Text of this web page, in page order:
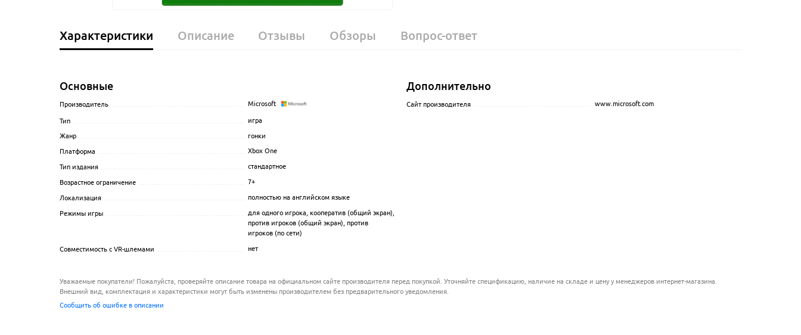
Характеристики Описание Отзывы Обзоры Вопрос-ответ
Основные
Производитель ........................................................................................................................................................................................................
Microsoft
Тип ........................................................................................................................................................................................................
игра
Жанр ........................................................................................................................................................................................................
гонки
Платформа ........................................................................................................................................................................................................
Xbox One
Тип издания ........................................................................................................................................................................................................
стандартное
Возрастное ограничение ........................................................................................................................................................................................................
7+
Локализация ........................................................................................................................................................................................................
полностью на английском языке
Режимы игры ........................................................................................................................................................................................................
для одного игрока, кооператив (общий экран),
против игроков (общий экран), против
игроков (по сети)
Совместимость с VR-шлемами ........................................................................................................................................................................................................
нет
Дополнительно
Сайт производителя www.microsoft.com
Уважаемые покупатели! Пожалуйста, проверяйте описание товара на официальном сайте производителя перед покупкой. Уточняйте спецификацию, наличие на складе и цену у менеджеров интернет-магазина.
Внешний вид, комплектация и характеристики могут быть изменены производителем без предварительного уведомления.
Сообщить об ошибке в описании